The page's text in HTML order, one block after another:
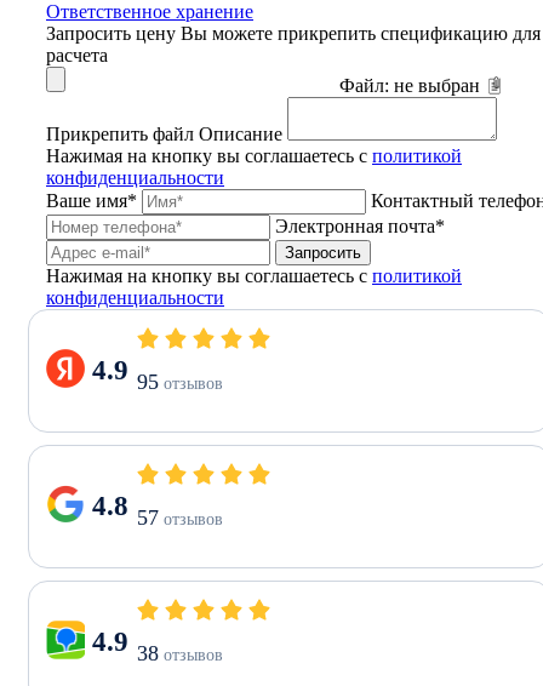
Ответственное хранение
Запросить цену Вы можете прикрепить спецификацию для
расчета
Файл: не выбран
Прикрепить файл Описание
Нажимая на кнопку вы соглашаетесь с политикой
конфиденциальности
Ваше имя*
Контактный
Электронная почта*
Запросить
Нажимая на кнопку вы соглашаетесь с политикой
конфиденциальности
4.9 95 отзывов
4.8 57 отзывов
4.9 38 отзывов